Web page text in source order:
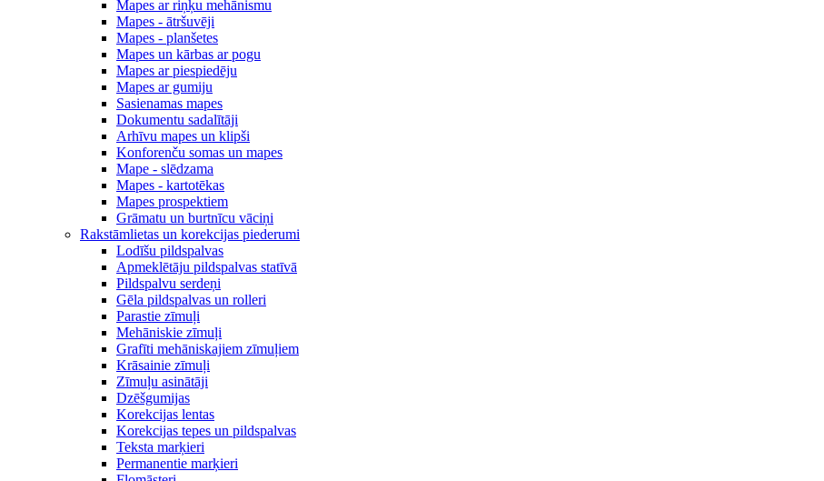
Mapes ar riņķu mehānismu
Mapes - ātršuvēji
Mapes - planšetes
Mapes un kārbas ar pogu
Mapes ar piespiedēju
Mapes ar gumiju
Sasienamas mapes
Dokumentu sadalītāji
Arhīvu mapes un klipši
Konforenču somas un mapes
Mape - slēdzama
Mapes - kartotēkas
Mapes prospektiem
Grāmatu un burtnīcu vāciņi
Rakstāmlietas un korekcijas piederumi
Lodīšu pildspalvas
Apmeklētāju pildspalvas statīvā
Pildspalvu serdeņi
Gēla pildspalvas un rolleri
Parastie zīmuļi
Mehāniskie zīmuļi
Grafīti mehāniskajiem zīmuļiem
Krāsainie zīmuļi
Zīmuļu asinātāji
Dzēšgumijas
Korekcijas lentas
Korekcijas tepes un pildspalvas
Teksta marķieri
Permanentie marķieri